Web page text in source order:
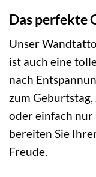
Das perfekte
Unser
ist auch eine
nach
zum
oder einfach nur
bereiten Sie
Freude.